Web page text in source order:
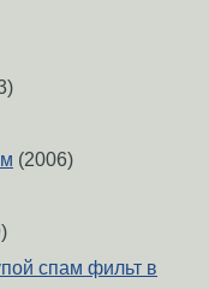
(2006)
спам фильт в